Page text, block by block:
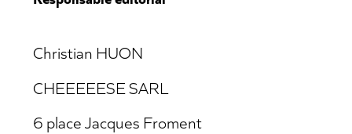
Christian HUON
CHEEEEESE SARL
6 place Jacques Froment